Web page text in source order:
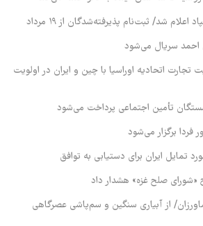
شد/ ثبت‌نام پذیرفته‌شدگان از ۱۹ مرداد
احمد سریال می‌شود
اتحادیه اوراسیا با چین و ایران در اولویت
تأمین اجتماعی پرداخت می‌شود
برگزار می‌شود
تمایل ایران برای دستیابی به توافق
«شورای صلح غزه» هشدار داد
از آبیاری سنگین و سم‌پاشی عصرگاهی